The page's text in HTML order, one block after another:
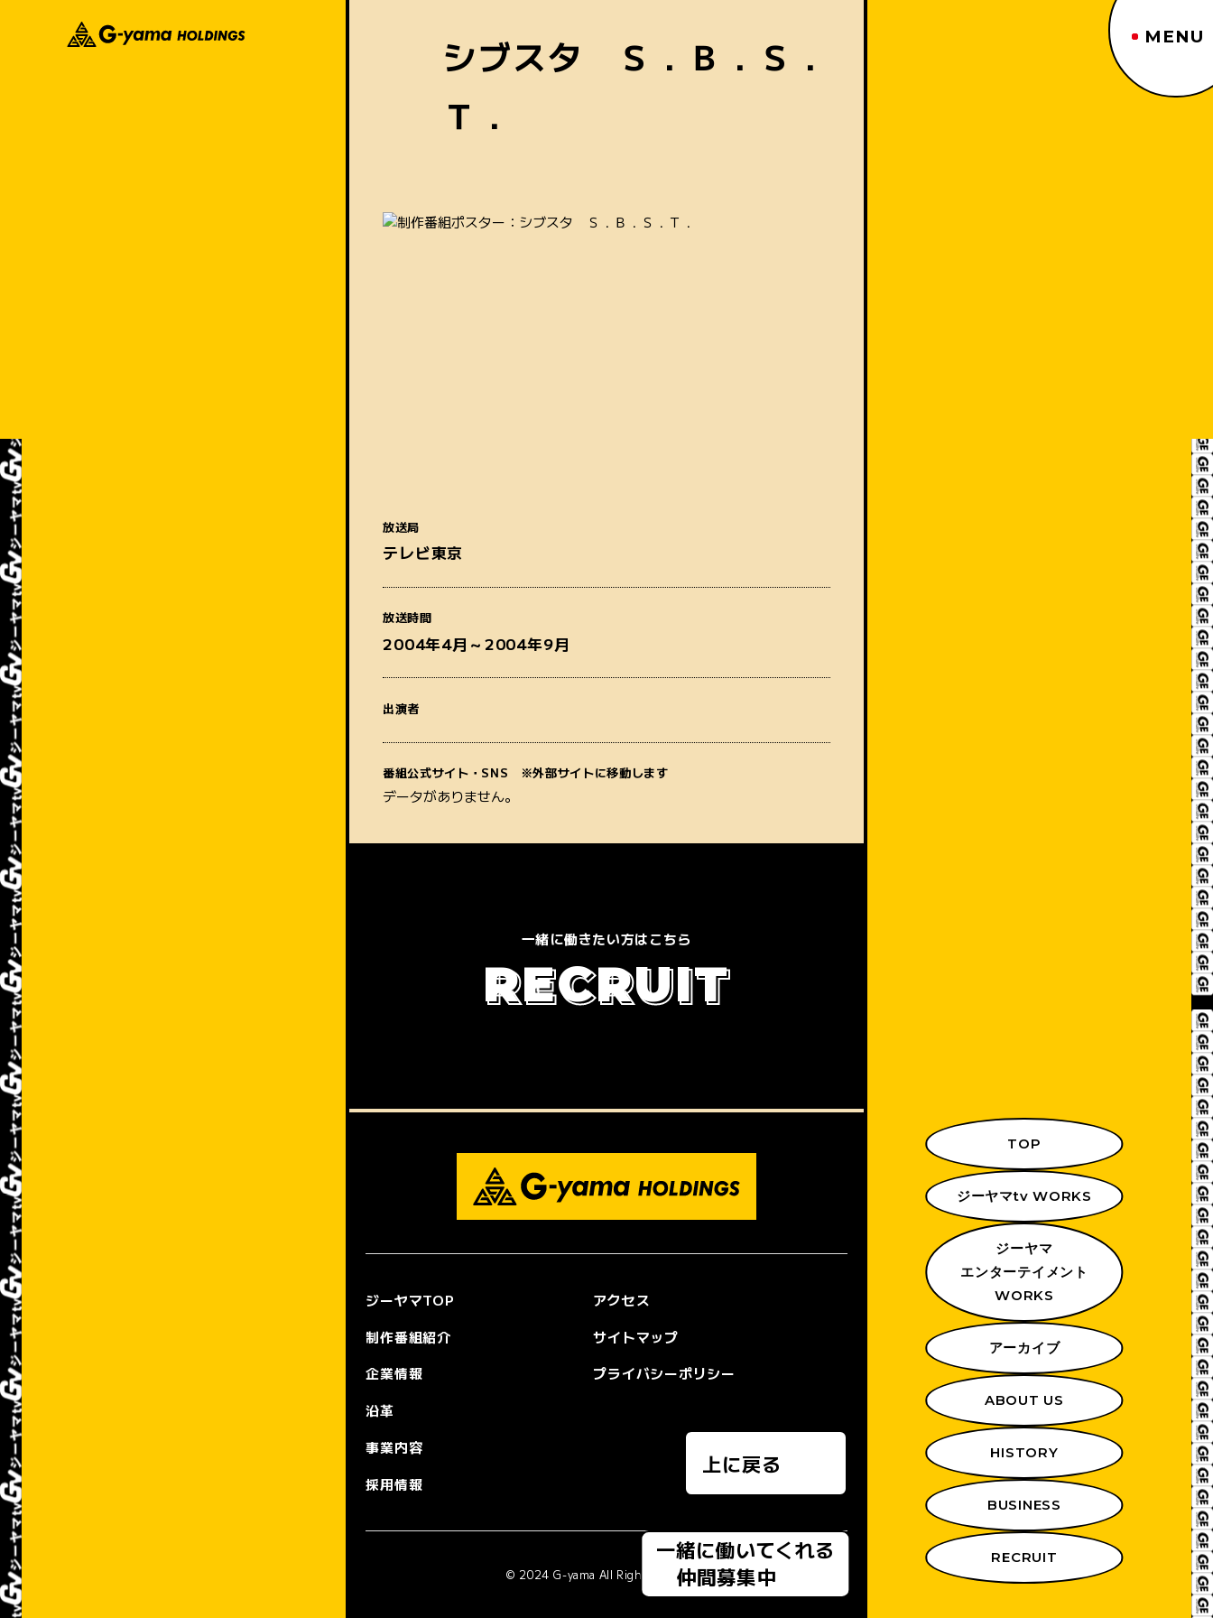
MENU
シブスタ Ｓ．Ｂ．Ｓ．
Ｔ．
放送局
テレビ東京
放送時間
2004年4月～2004年9月
出演者
番組公式サイト・SNS ※外部サイトに移動します
データがありません。
TOP
ジーヤマtv WORKS
ジーヤマ
エンターテイメント
WORKS
アーカイブ
ABOUT US
HISTORY
BUSINESS
RECRUIT
一緒に働いてくれる
仲間募集中
番組名
一緒に働きたい方はこちら
RECRUIT
ジーヤマTOP
制作番組紹介
企業情報
沿革
事業内容
採用情報
アクセス
サイトマップ
プライバシーポリシー
上に戻る
© 2024 G-yama All Rights Reserved.